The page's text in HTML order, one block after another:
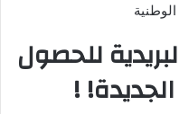
للحصول
!